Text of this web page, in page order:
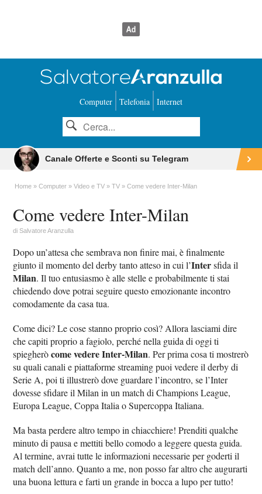
Computer Telefonia Internet
Canale Offerte e Sconti su Telegram
Home Computer Video e TV TV Come vedere Inter-Milan
Come vedere Inter-Milan
diSalvatore Aranzulla
Dopo un’attesa che sembrava non finire mai, è finalmente
giunto il momento del derby tanto atteso in cui l’Intersfida il
Milan. Il tuo entusiasmo è alle stelle e probabilmente ti stai
chiedendo dove potrai seguire questo emozionante incontro
comodamente da casa tua.
Come dici? Le cose stanno proprio così? Allora lasciami dire
che capiti proprio a fagiolo, perché nella guida di oggi ti
spiegheròcome vedere Inter-Milan. Per prima cosa ti mostrerò
su quali canali e piattaforme streaming puoi vedere il derby di
Serie A, poi ti illustrerò dove guardare l’incontro, se l’Inter
dovesse sfidare il Milan in un match di Champions League,
Europa League, Coppa Italia o Supercoppa Italiana.
Ma basta perdere altro tempo in chiacchiere! Prenditi qualche
minuto di pausa e mettiti bello comodo a leggere questa guida.
Al termine, avrai tutte le informazioni necessarie per goderti il
match dell’anno. Quanto a me, non posso far altro che augurarti
una buona lettura e farti un grande in bocca a lupo per tutto!